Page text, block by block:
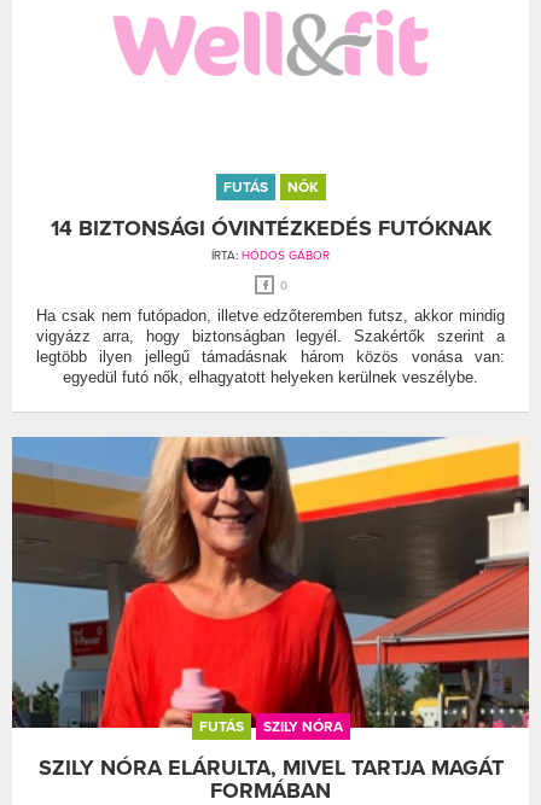
FUTÁS NŐK
14 BIZTONSÁGI ÓVINTÉZKEDÉS FUTÓKNAK
ÍRTA: HÓDOS GÁBOR
0
Ha csak nem futópadon, illetve edzőteremben futsz, akkor mindig
vigyázz arra, hogy biztonságban legyél. Szakértők szerint a
legtöbb ilyen jellegű támadásnak három közös vonása van:
egyedül futó nők, elhagyatott helyeken kerülnek veszélybe.
FUTÁS SZILY NÓRA
SZILY NÓRA ELÁRULTA, MIVEL TARTJA MAGÁT
FORMÁBAN